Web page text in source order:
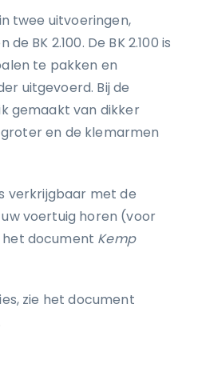
twee uitvoeringen,
de BK 2.100. De BK 2.100 is
te pakken en
uitgevoerd. Bij de
gemaakt van dikker
en de klemarmen
verkrijgbaar met de
voertuig horen (voor
het document Kemp
zie het document